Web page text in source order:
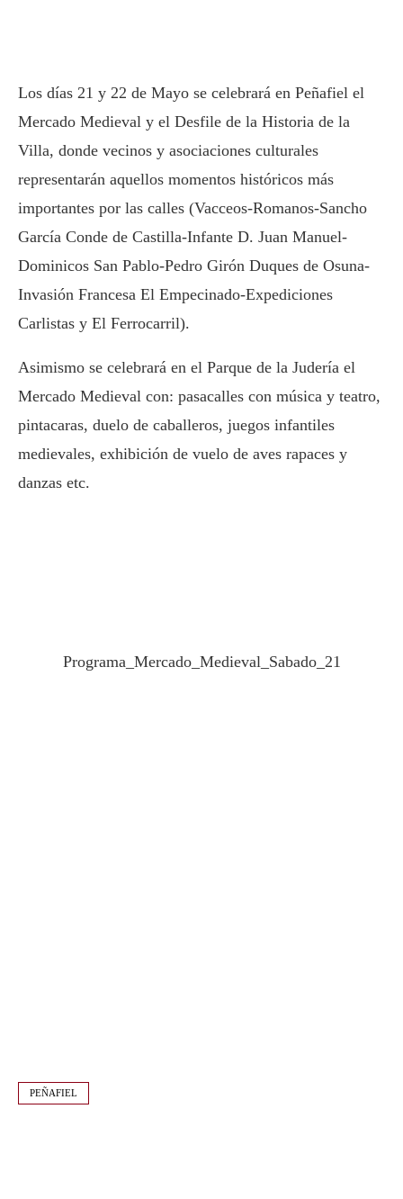
Los días 21 y 22 de Mayo se celebrará en Peñafiel el
Mercado Medieval y el Desfile de la Historia de la
Villa, donde vecinos y asociaciones culturales
representarán aquellos momentos históricos más
importantes por las calles (Vacceos-Romanos-Sancho
García Conde de Castilla-Infante D. Juan Manuel-
Dominicos San Pablo-Pedro Girón Duques de Osuna-
Invasión Francesa El Empecinado-Expediciones
Carlistas y El Ferrocarril).
Asimismo se celebrará en el Parque de la Judería el
Mercado Medieval con: pasacalles con música y teatro,
pintacaras, duelo de caballeros, juegos infantiles
medievales, exhibición de vuelo de aves rapaces y
danzas etc.
Programa_Mercado_Medieval_Sabado_21
PEÑAFIEL